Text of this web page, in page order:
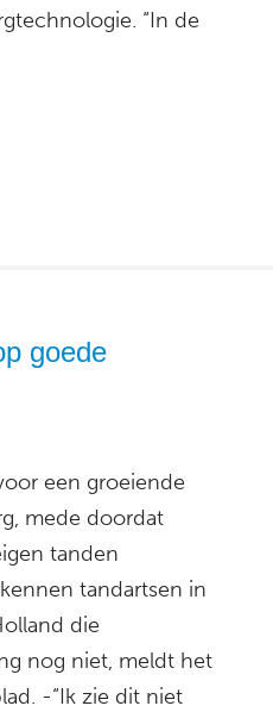
“In de
goede
een groeiende
mede doordat
tanden
tandartsen in
die
nog niet, meldt het
-“Ik zie dit niet